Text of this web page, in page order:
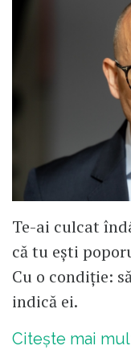
Te-ai culcat
că tu ești
Cu o condiție:
indică ei.
Citește mai